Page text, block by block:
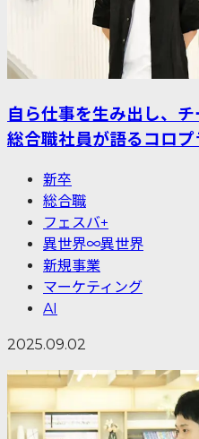
自ら仕事を生み出し、チ
総合職社員が語るコロ
新卒
総合職
フェスバ+
異世界∞異世界
新規事業
マーケティング
AI
2025.09.02